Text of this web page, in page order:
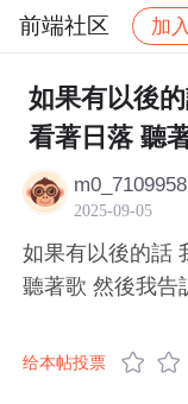
前端社区 加入
社区 前端社区
如果有以後
看著日落 聽
2025-09-05
如果有以後的話
聽著歌 然後我告
给本帖投票